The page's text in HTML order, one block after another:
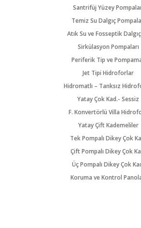
Santrifüj Yüzey
Temiz Su Dalgıç
Atık Su ve Fosseptik
Sirkülasyon Pompaları
Periferik Tip ve
Jet Tipi Hidroforlar
Hidromatlı – Tanksız
Yatay Çok Kad.- Sessiz
F. Konvertörlü Villa
Yatay Çift Kademeliler
Tek Pompalı Dikey Çok
Çift Pompalı Dikey Çok
Üç Pompalı Dikey Çok
Koruma ve Kontrol